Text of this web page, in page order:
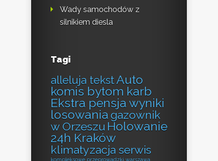
Wady samochodów z
silnikiem diesla
Tagi
alleluja tekstAuto
komis bytom karb
Ekstra pensja wyniki
losowania gazownik
w Orzeszu Holowanie
24h Kraków
klimatyzacja serwis
kompleksowe przeprowadzki warszawa